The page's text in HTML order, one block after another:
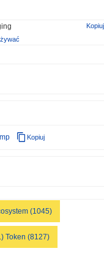
Kopiuj
Kopiuj
(1045)
Token (8127)